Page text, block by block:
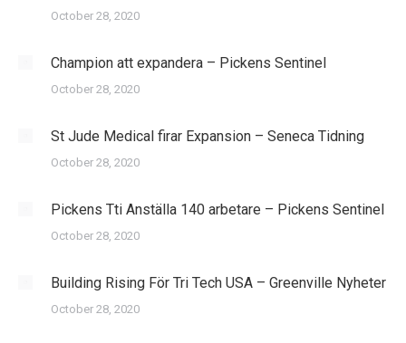
October 28, 2020
Champion att expandera – Pickens Sentinel
October 28, 2020
St Jude Medical firar Expansion – Seneca Tidning
October 28, 2020
Pickens Tti Anställa 140 arbetare – Pickens Sentinel
October 28, 2020
Building Rising För Tri Tech USA – Greenville Nyheter
October 28, 2020